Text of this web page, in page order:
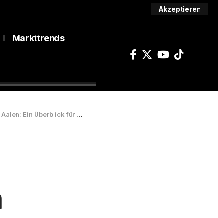
Akzeptieren
Markttrends
Ein Überblick für 2024